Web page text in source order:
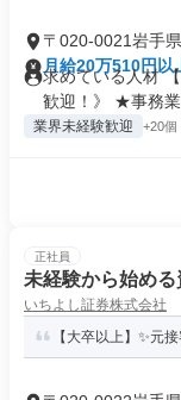
〒020-0021岩手
月給20万510円以
求めている人材
歓迎！》 ★事務業
業界未経験歓迎 +20個
正社員
未経験から始め
いちよし証券株式会社
【大卒以上】✨元